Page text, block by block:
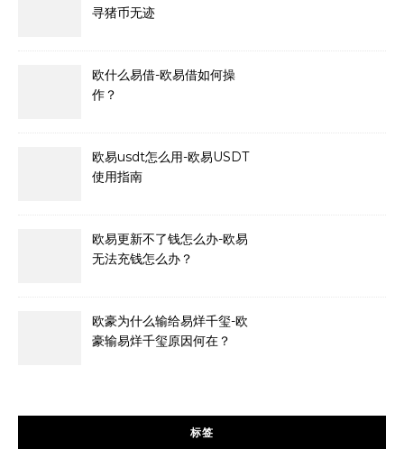
寻猪币无迹
欧什么易借-欧易借如何操
作？
欧易usdt怎么用-欧易USDT
使用指南
欧易更新不了钱怎么办-欧易
无法充钱怎么办？
欧豪为什么输给易烊千玺-欧
豪输易烊千玺原因何在？
标签